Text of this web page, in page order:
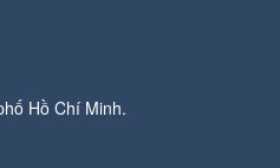
Hồ Chí Minh.